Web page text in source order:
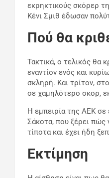
εκρηκτικούς σκόρερ
Κένι Σμιθ έδωσαν
Πού θα
Τακτικά, ο τελικός θα
εναντίον ενός και
σκληρή. Και τρίτον,
σε χαμηλότερο σκορ,
Η εμπειρία της ΑΕΚ σε
Σάκοτα, που ξέρει πώς
τίποτα και έχει ήδη
Εκτίμηση